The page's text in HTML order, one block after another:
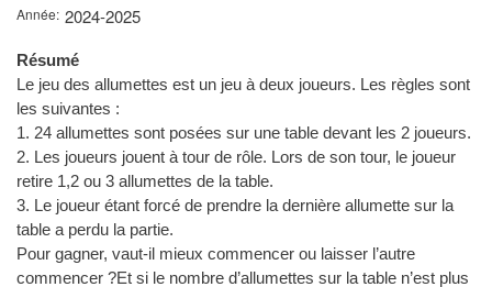
Année 2024-2025
Résumé
Le jeu des allumettes est un jeu à deux joueurs. Les règles sont
les suivantes :
1. 24 allumettes sont posées sur une table devant les 2 joueurs.
2. Les joueurs jouent à tour de rôle. Lors de son tour, le joueur
retire 1,2 ou 3 allumettes de la table.
3. Le joueur étant forcé de prendre la dernière allumette sur la
table a perdu la partie.
Pour gagner, vaut-il mieux commencer ou laisser l’autre
commencer ?Et si le nombre d’allumettes sur la table n’est plus